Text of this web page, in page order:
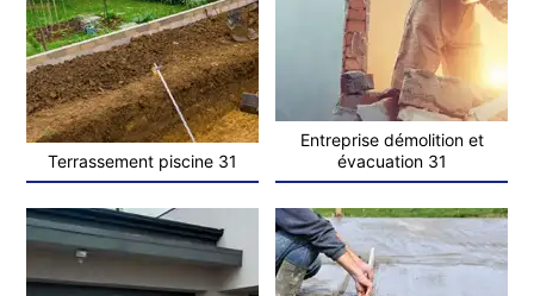
Terrassement piscine 31
Entreprise démolition et
évacuation 31